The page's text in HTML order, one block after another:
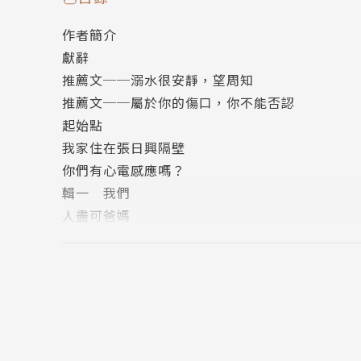
楊双子首部散文創作，以幽默詼諧的文字回頭
「溺水是很安靜的，望周知。」
名人推薦
吳曉樂、陳又津 專文推薦
李佳庭、宋尚緯、李桐豪、馬翊航、陳思宏、
有痛、有淚、有病，但更多的是愛。妹妹走了
作者簡介
獻辭
推薦文──溺水很安靜，望周知
推薦文──屬於你的傷口，你不能否認
起始點
我家住在張日興隔壁
你們有心電感應嗎？
輯一 我們
人盡可爸媽